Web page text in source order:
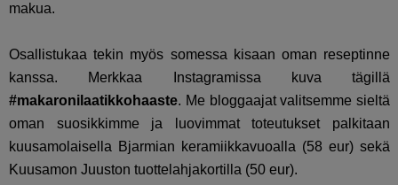
makua.
Osallistukaa tekin myös somessa kisaan oman reseptinne
kanssa. Merkkaa Instagramissa kuva tägillä
#makaronilaatikkohaaste. Me bloggaajat valitsemme sieltä
oman suosikkimme ja luovimmat toteutukset palkitaan
kuusamolaisella Bjarmian keramiikkavuoalla (58 eur) sekä
Kuusamon Juuston tuottelahjakortilla (50 eur).